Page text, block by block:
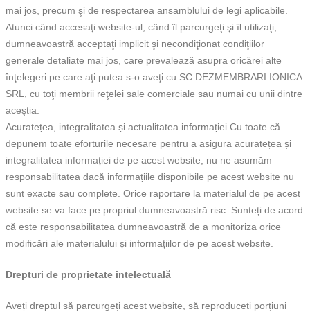
mai jos, precum şi de respectarea ansamblului de legi aplicabile.
Atunci când accesaţi website-ul, când îl parcurgeţi şi îl utilizaţi,
dumneavoastră acceptaţi implicit şi necondiţionat condiţiilor
generale detaliate mai jos, care prevalează asupra oricărei alte
înţelegeri pe care aţi putea s-o aveţi cu SC DEZMEMBRARI IONICA
SRL, cu toţi membrii reţelei sale comerciale sau numai cu unii dintre
aceştia.
Acuratețea, integralitatea și actualitatea informației Cu toate că
depunem toate eforturile necesare pentru a asigura acuratețea și
integralitatea informației de pe acest website, nu ne asumăm
responsabilitatea dacă informațiile disponibile pe acest website nu
sunt exacte sau complete. Orice raportare la materialul de pe acest
website se va face pe propriul dumneavoastră risc. Sunteți de acord
că este responsabilitatea dumneavoastră de a monitoriza orice
modificări ale materialului și informațiilor de pe acest website.
Drepturi de proprietate intelectuală
Aveți dreptul să parcurgeți acest website, să reproduceti porțiuni